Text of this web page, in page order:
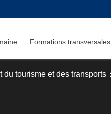
Formations transversales
du tourisme et des transports